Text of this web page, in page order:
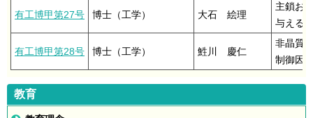
有工博甲第27号 博士（工学） 大石 絵理
主鎖お
与える
有工博甲第28号 博士（工学） 鮏川 慶仁
非晶質
制御因
教育